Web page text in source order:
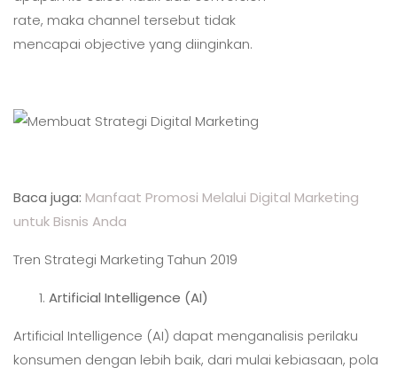
rate, maka channel tersebut tidak
mencapai objective yang diinginkan.
Baca juga: Manfaat Promosi Melalui Digital Marketing
untuk Bisnis Anda
Tren Strategi Marketing Tahun 2019
Artificial Intelligence (AI)
Artificial Intelligence (AI) dapat menganalisis perilaku
konsumen dengan lebih baik, dari mulai kebiasaan, pola